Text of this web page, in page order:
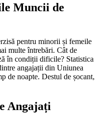
Muncii de
pentru minorii și femeile
multe întrebări. Cât de
în condiții dificile? Statistica
angajații din Uniunea
de noapte. Destul de șocant,
Angajați